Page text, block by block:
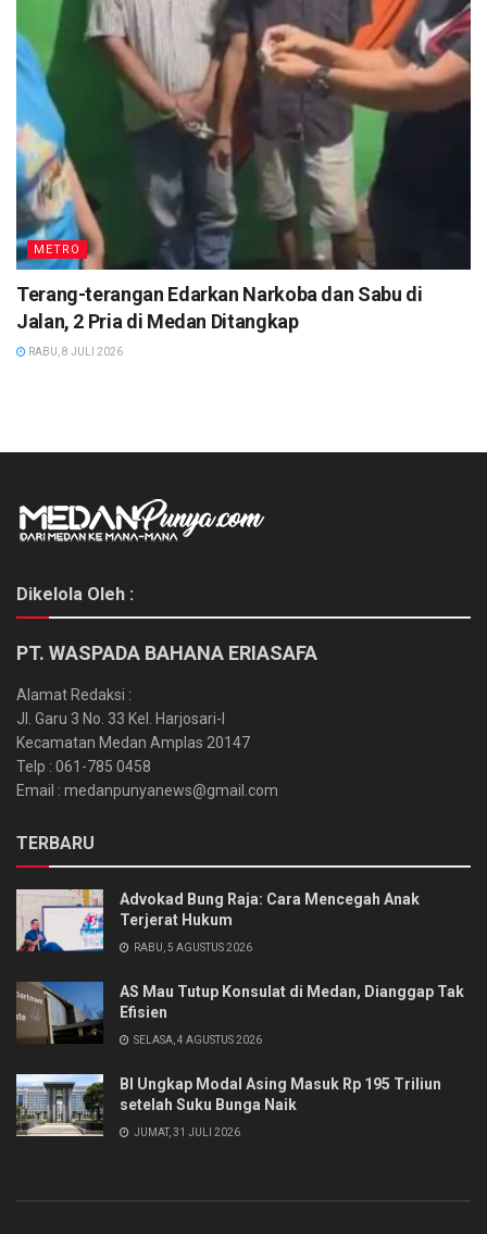
METRO
Terang-terangan Edarkan Narkoba dan Sabu di
Jalan, 2 Pria di Medan Ditangkap
RABU, 8 JULI 2026
Dikelola Oleh :
PT. WASPADA BAHANA ERIASAFA
Alamat Redaksi :
Jl. Garu 3 No. 33 Kel. Harjosari-I
Kecamatan Medan Amplas 20147
Telp : 061-785 0458
Email : medanpunyanews@gmail.com
TERBARU
Advokad Bung Raja: Cara Mencegah Anak
Terjerat Hukum
RABU, 5 AGUSTUS 2026
AS Mau Tutup Konsulat di Medan, Dianggap Tak
Efisien
SELASA, 4 AGUSTUS 2026
BI Ungkap Modal Asing Masuk Rp 195 Triliun
setelah Suku Bunga Naik
JUMAT, 31 JULI 2026